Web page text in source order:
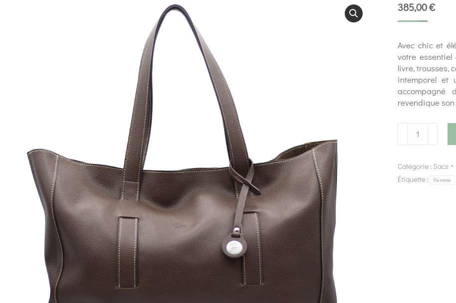
385,00€
Avec chic et
votre
livre, trousses,
intemporel et
revendique
Catégorie : Sacs
Étiquette :
Femme